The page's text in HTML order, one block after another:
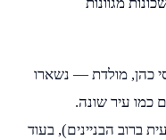
כהן, מולדת — נשארו
כמו עיר שונה.
ברוב הבניינים), בעוד